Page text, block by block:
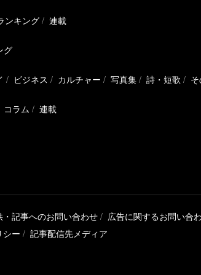
ンキング 連載
グ
ビジネス カルチャー 写真集 詩・短歌
コラム 連載
・記事へのお問い合わせ 広告に関するお問い合
シー 記事配信先メディア